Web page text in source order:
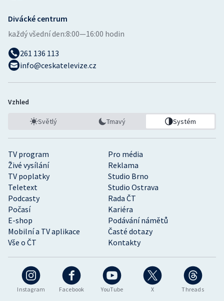
Instagram Facebook YouTube X Threads
TV program
Pro média
Živé vysílání
Reklama
TV poplatky
Studio Brno
Teletext
Studio Ostrava
Podcasty
Rada ČT
Počasí
Kariéra
E-shop
Podávání námětů
Mobilní a TV aplikace
Časté dotazy
Vše o ČT
Kontakty
Divácké centrum
každý všední den:8:00—16:00 hodin
261 136 113
info@ceskatelevize.cz
Vzhled
Světlý Tmavý Systém